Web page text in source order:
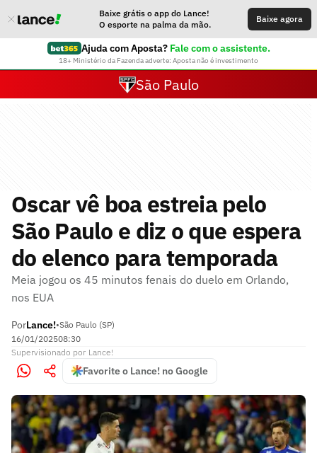
Baixe grátis o app do Lance!
O esporte na palma da mão.
Baixe agora
Ajuda com Aposta? Fale com o assistente.
18+ Ministério da Fazenda adverte: Aposta não é investimento
São Paulo
Oscar vê boa estreia pelo
São Paulo e diz o que espera
do elenco para temporada
Meia jogou os 45 minutos fenais do duelo em Orlando,
nos EUA
PorLance!•São Paulo (SP)
16/01/202508:30
Supervisionado por Lance!
Favorite o Lance! no Google